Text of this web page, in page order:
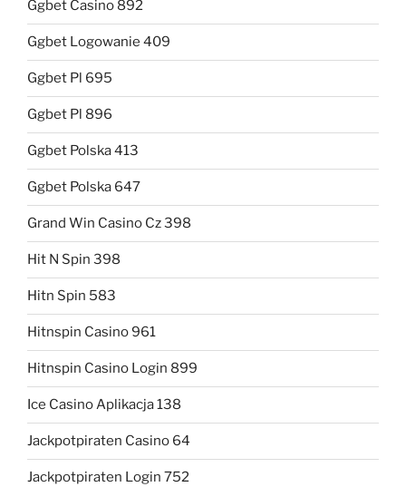
Ggbet Casino 892
Ggbet Logowanie 409
Ggbet Pl 695
Ggbet Pl 896
Ggbet Polska 413
Ggbet Polska 647
Grand Win Casino Cz 398
Hit N Spin 398
Hitn Spin 583
Hitnspin Casino 961
Hitnspin Casino Login 899
Ice Casino Aplikacja 138
Jackpotpiraten Casino 64
Jackpotpiraten Login 752